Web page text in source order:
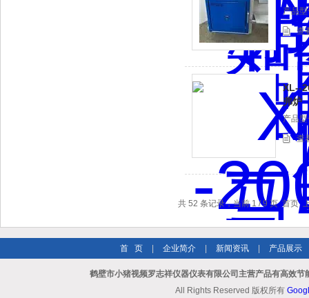
产品型
查
XL--
弗炉
产品型号
查
共 52 条记录，当前 1 / 9 页 首页
首 页 企业简介 新闻资讯 产品展示
鹤壁市小猪视频罗志祥仪器仪表有限公司主营产品有高效
All Rights Reserved 版权所有